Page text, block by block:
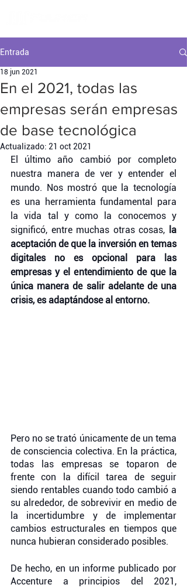
Entrada
En el 2021, todas las
empresas serán empresas
de base tecnológica
18 jun 2021
Actualizado: 21 oct 2021
El último año cambió por completo
nuestra manera de ver y entender el
mundo. Nos mostró que la tecnología
es una herramienta fundamental para
la vida tal y como la conocemos y
significó, entre muchas otras cosas, la
aceptación de que la inversión en temas
digitales no es opcional para las
empresas y el entendimiento de que la
única manera de salir adelante de una
crisis, es adaptándose al entorno.
Pero no se trató únicamente de un tema
de consciencia colectiva. En la práctica,
todas las empresas se toparon de
frente con la difícil tarea de seguir
siendo rentables cuando todo cambió a
su alrededor, de sobrevivir en medio de
la incertidumbre y de implementar
cambios estructurales en tiempos que
nunca hubieran considerado posibles.
De hecho, en un informe publicado por
Accenture a principios del 2021,